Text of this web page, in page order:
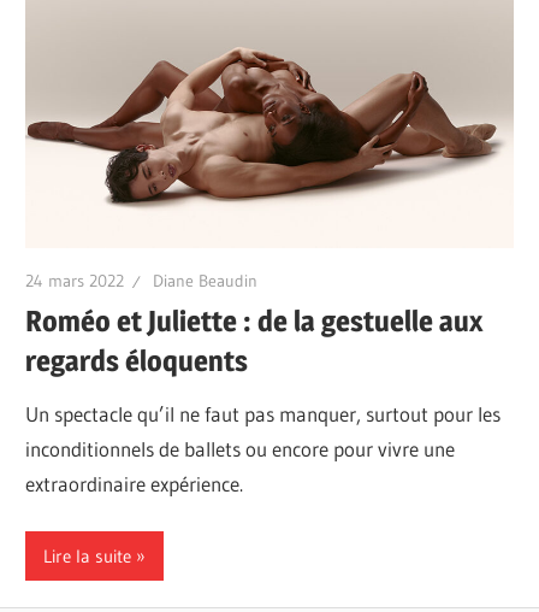
24 mars 2022 Diane Beaudin
Roméo et Juliette : de la gestuelle aux
regards éloquents
Un spectacle qu’il ne faut pas manquer, surtout pour les
inconditionnels de ballets ou encore pour vivre une
extraordinaire expérience.
Lire la suite